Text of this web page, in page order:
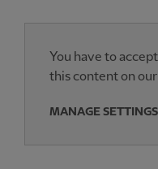
You have to
this content on
MANAGE SETTINGS